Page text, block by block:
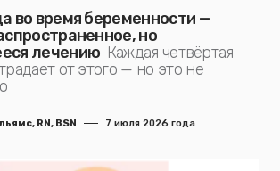
во время беременности —
но
лечению Каждая четвёртая
от этого — но это не
RN, BSN 7 июля 2026 года